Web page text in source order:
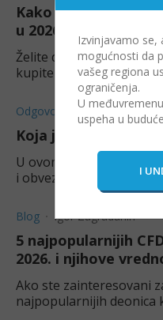
Kako Kupiti Akcije
u 2026
Želite da trgujete
kupite akcije Tesle
manji početni kapital.
Odgovori Igor Zagradanin
Koja je razlika
U ovom članku ćemo
i obveznica, kao i na
postizanju finansijskih
Blog Igor Zagradanin
5 najpopularnijih
2026. i njihove
Ako ste zainteresovani
najpopularnijih deonica
Izvinjavamo se,
mogućnosti da
vašeg regiona
ograničenja.
U
uspeha u